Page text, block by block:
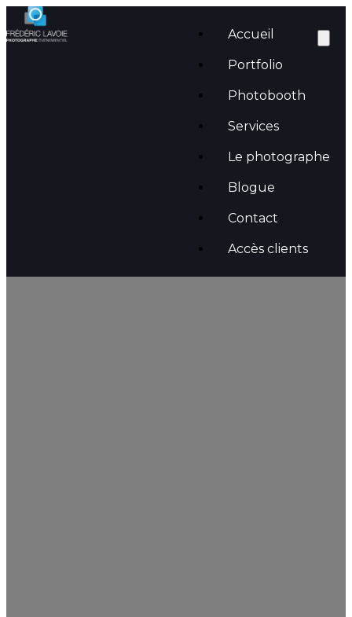
Accueil
Portfolio
Photobooth
Services
Le photographe
Blogue
Contact
Accès clients
Uncategorized